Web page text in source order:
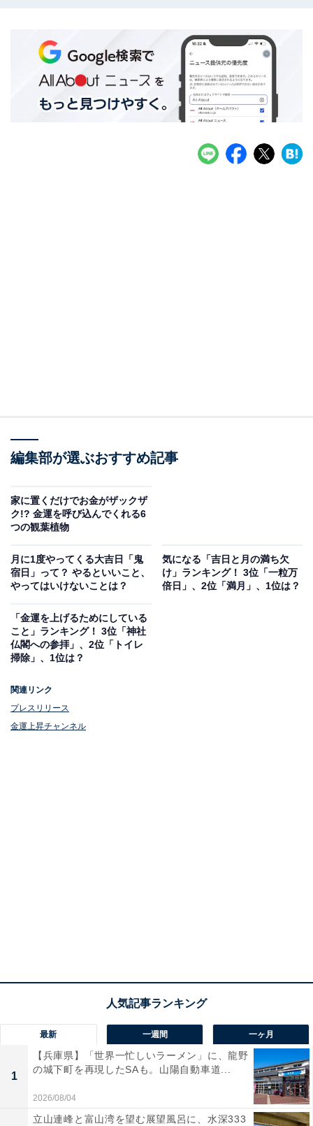
編集部が選ぶおすすめ記事
家に置くだけでお金がザックザ
ク!? 金運を呼び込んでくれる6
つの観葉植物
月に1度やってくる大吉日「鬼
宿日」って？ やるといいこと、
やってはいけないことは？
気になる「吉日と月の満ち欠
け」ランキング！ 3位「一粒万
倍日」、2位「満月」、1位は？
「金運を上げるためにしている
こと」ランキング！ 3位「神社
仏閣への参拝」、2位「トイレ
掃除」、1位は？
関連リンク
プレスリリース
金運上昇チャンネル
最新 一週間 一ヶ月
1
【兵庫県】「世界一忙しいラーメン」に、龍野
の城下町を再現したSAも。山陽自動車道...
2026/08/04
立山連峰と富山湾を望む展望風呂に、水深333